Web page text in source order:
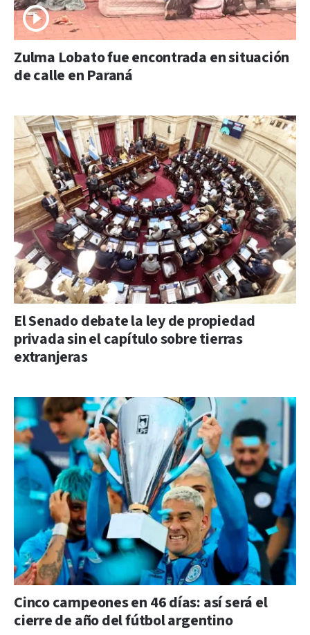
Zulma Lobato fue encontrada en situación
de calle en Paraná
El Senado debate la ley de propiedad
privada sin el capítulo sobre tierras
extranjeras
Cinco campeones en 46 días: así será el
cierre de año del fútbol argentino